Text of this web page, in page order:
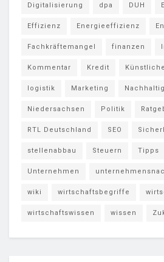
Digitalisierung dpa DUH
Effizienz Energieeffizienz
Fachkräftemangel finanzen
Kommentar Kredit
logistik Marketing
Niedersachsen Politik
RTL Deutschland SEO
stellenabbau Steuern Tipps
Unternehmen
wiki wirtschaftsbegriffe
wirtschaftswissen wissen